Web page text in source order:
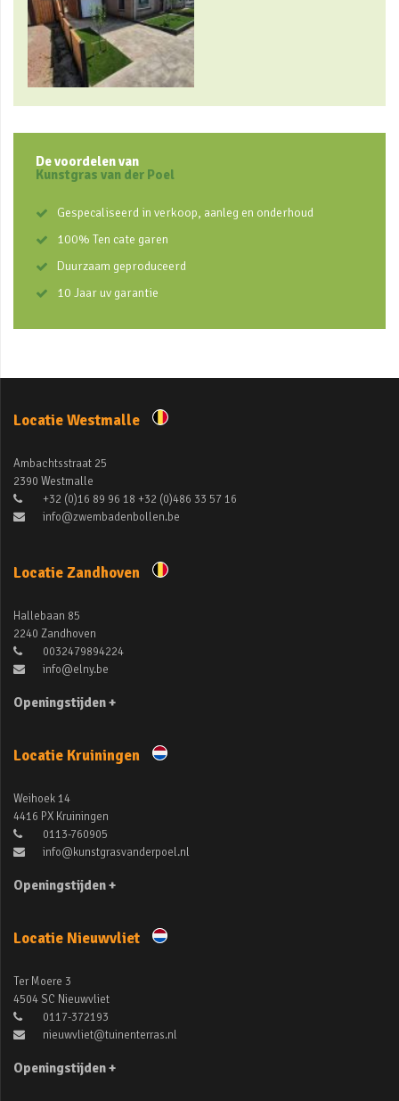
De voordelen van
Kunstgras van der Poel
Gespecaliseerd in verkoop, aanleg en onderhoud
100% Ten cate garen
Duurzaam geproduceerd
10 Jaar uv garantie
Locatie Westmalle
Ambachtsstraat 25
2390 Westmalle
+32 (0)16 89 96 18 +32 (0)486 33 57 16
info@zwembadenbollen.be
Locatie Zandhoven
Hallebaan 85
2240 Zandhoven
0032479894224
info@elny.be
Openingstijden +
Locatie Kruiningen
Weihoek 14
4416 PX Kruiningen
0113-760905
info@kunstgrasvanderpoel.nl
Openingstijden +
Locatie Nieuwvliet
Ter Moere 3
4504 SC Nieuwvliet
0117-372193
nieuwvliet@tuinenterras.nl
Openingstijden +